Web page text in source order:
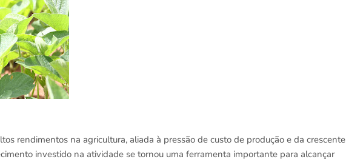
rendimentos na agricultura, aliada à pressão de custo de produção e da crescente
investido na atividade se tornou uma ferramenta importante para alcançar